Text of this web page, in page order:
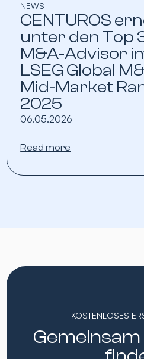
NEWS
CENTUROS
unter den Top
M&A-Advisor
LSEG Global
Mid-Market
2025
06.05.2026
Read more
KOSTENLOSES